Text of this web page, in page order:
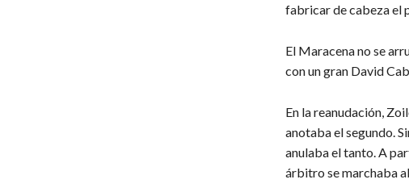
fabricar de cabeza el
El Maracena no se
con un gran David
En la reanudación,
anotaba el segundo.
anulaba el tanto. A
árbitro se marchaba